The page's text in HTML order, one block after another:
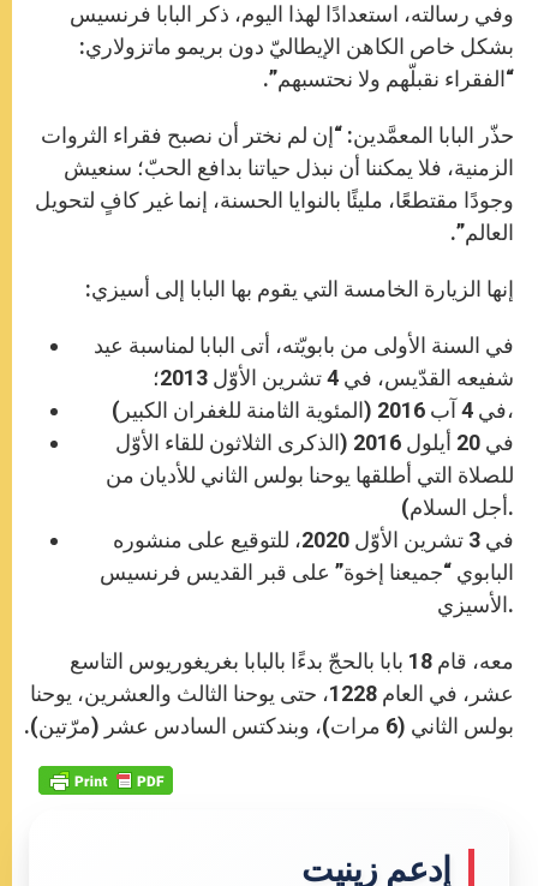
وفي رسالته، استعدادًا لهذا اليوم، ذكر البابا فرنسيس
بشكل خاص الكاهن الإيطاليّ دون بريمو ماتزولاري:
“الفقراء نقبلّهم ولا نحتسبهم”.
حذّر البابا المعمَّدين: “إن لم نختر أن نصبح فقراء الثروات
الزمنية، فلا يمكننا أن نبذل حياتنا بدافع الحبّ؛ سنعيش
وجودًا مقتطعًا، مليئًا بالنوايا الحسنة، إنما غير كافٍ لتحويل
العالم”.
إنها الزيارة الخامسة التي يقوم بها البابا إلى أسيزي:
في السنة الأولى من بابويّته، أتى البابا لمناسبة عيد
شفيعه القدّيس، في 4 تشرين الأوّل 2013؛
في 4 آب 2016 (المئوية الثامنة للغفران الكبير)،
في 20 أيلول 2016 (الذكرى الثلاثون للقاء الأوّل
للصلاة التي أطلقها يوحنا بولس الثاني للأديان من
أجل السلام).
في 3 تشرين الأوّل 2020، للتوقيع على منشوره
البابوي “جميعنا إخوة” على قبر القديس فرنسيس
الأسيزي.
معه، قام 18 بابا بالحجّ بدءًا بالبابا بغريغوريوس التاسع
عشر، في العام 1228، حتى يوحنا الثالث والعشرين، يوحنا
بولس الثاني (6 مرات)، وبندكتس السادس عشر (مرّتين).
إدعم زينيت